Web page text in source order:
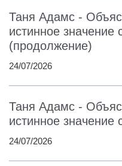
Таня Адамс -
истинное значение
(продолжение)
24/07/2026
Таня Адамс -
истинное значение
24/07/2026